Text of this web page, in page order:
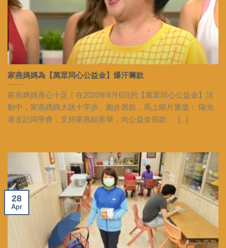
家燕媽媽為【萬眾同心公益金】爆汗籌款
家燕媽媽善心十足！在2020年6月6日的【萬眾同心公益金】活
動中，家燕媽媽大跳十字步、跑步籌款，馬上睇片重溫： 陽光
者友記同學會，支持家燕姐善舉，向公益金捐款： [...]
28
Apr